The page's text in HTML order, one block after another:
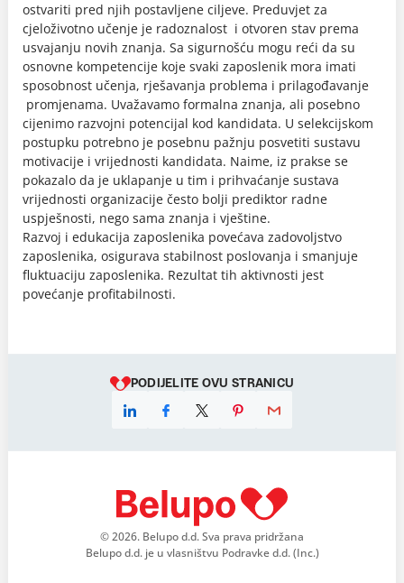
ostvariti pred njih postavljene ciljeve. Preduvjet za
cjeloživotno učenje je radoznalost i otvoren stav prema
usvajanju novih znanja. Sa sigurnošću mogu reći da su
osnovne kompetencije koje svaki zaposlenik mora imati
sposobnost učenja, rješavanja problema i prilagođavanje
promjenama. Uvažavamo formalna znanja, ali posebno
cijenimo razvojni potencijal kod kandidata. U selekcijskom
postupku potrebno je posebnu pažnju posvetiti sustavu
motivacije i vrijednosti kandidata. Naime, iz prakse se
pokazalo da je uklapanje u tim i prihvaćanje sustava
vrijednosti organizacije često bolji prediktor radne
uspješnosti, nego sama znanja i vještine.
Razvoj i edukacija zaposlenika povećava zadovoljstvo
zaposlenika, osigurava stabilnost poslovanja i smanjuje
fluktuaciju zaposlenika. Rezultat tih aktivnosti jest
povećanje profitabilnosti.
PODIJELITE OVU STRANICU
© 2026. Belupo d.d. Sva prava pridržana
Belupo d.d. je u vlasništvu Podravke d.d. (Inc.)